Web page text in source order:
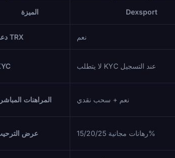
الميزة Dexsport
دعم TRX نعم
لا يتطلب KYC عند التسجيل
المراهنات نعم + سحب نقدي
عرض رهانات مجانية 15/20/25%